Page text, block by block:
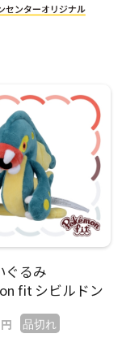
ぐるみ
fit シビルドン
円 品切れ